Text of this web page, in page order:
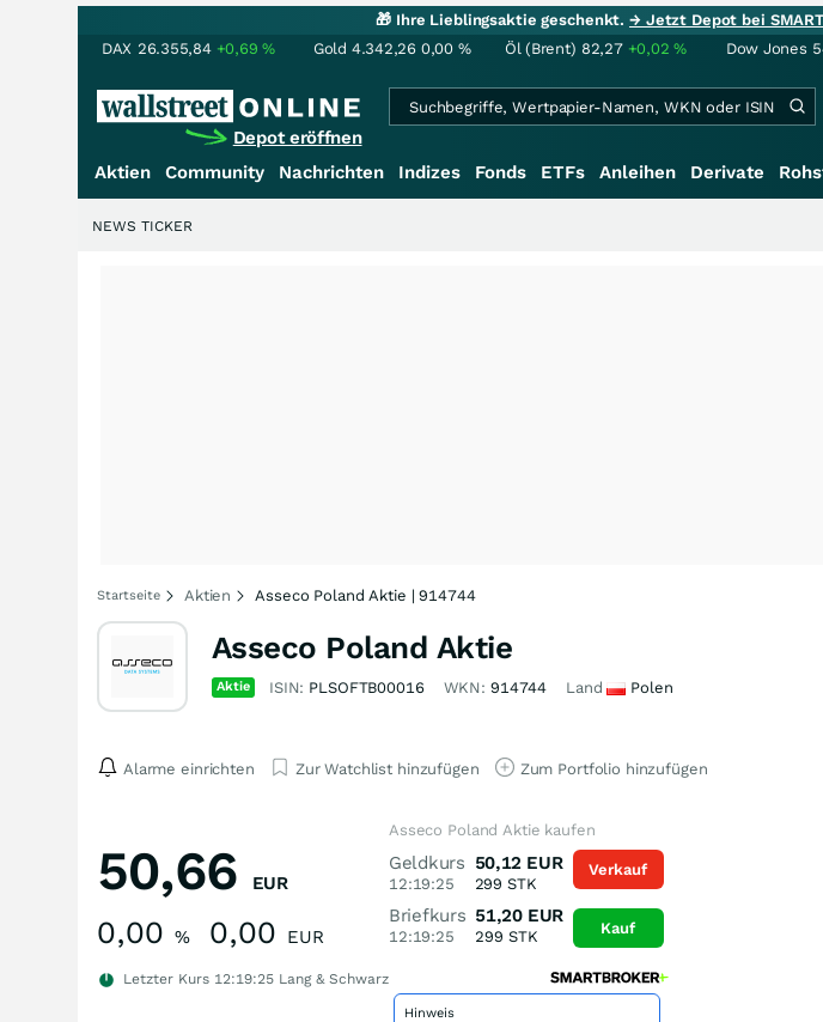
🎁 Ihre Lieblingsaktie geschenkt.→ Jetzt Depot bei
DAX 26.355,84 +0,69% Gold 4.342,26 0,00 % Öl (Brent) 82,27 +0,02% Dow Jones
Depot eröffnen
Aktien Community Nachrichten Indizes Fonds ETFs Anleihen Derivate
NEWS TICKER
Startseite Aktien Asseco Poland Aktie | 914744
Asseco Poland Aktie
Aktie ISIN: PLSOFTB00016 WKN: 914744 Land Polen
Alarme einrichten Zur Watchlist hinzufügen Zum Portfolio hinzufügen
50,66 EUR
0,00 % 0,00 EUR
Letzter Kurs 12:19:25 Lang & Schwarz
Asseco Poland Aktie kaufen
Geldkurs
12:19:25
50,12 EUR
299 STK
Briefkurs
12:19:25
51,20 EUR
299 STK
Verkauf
Kauf
Hinweis